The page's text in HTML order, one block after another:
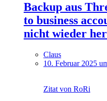
Backup aus
to business
nicht wieder
Claus
10. Februar 2025
Zitat von RoRi